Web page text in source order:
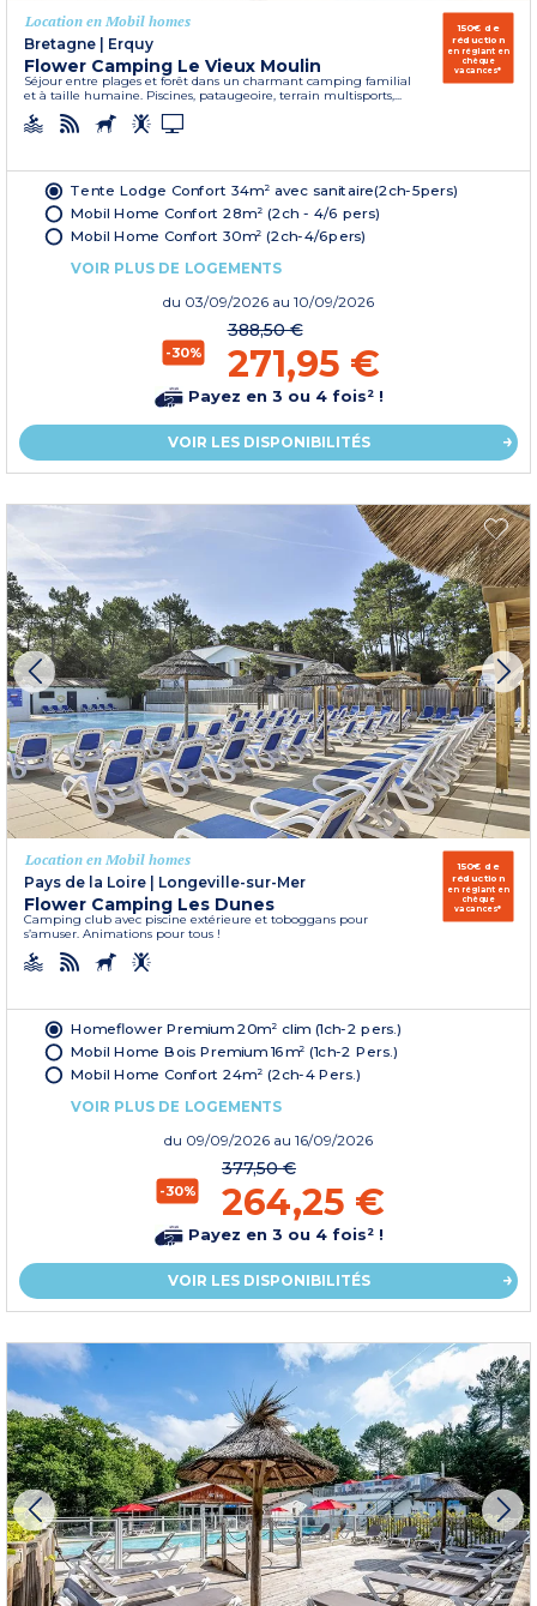
Location en Mobil homes
Bretagne
Erquy
Flower Camping Le Vieux Moulin
Séjour entre plages et forêt dans un charmant camping familial
et à taille humaine. Piscines, pataugeoire, terrain multisports,...
150€ de
réduction
en réglant en
chèque
vacances*
Tente Lodge Confort 34m² avec sanitaire(2ch-5pers)
Mobil Home Confort 28m² (2ch - 4/6 pers)
Mobil Home Confort 30m² (2ch-4/6pers)
VOIR PLUS DE LOGEMENTS
du 03/09/2026 au 10/09/2026
-30%
388,50 €
271,95 €
Payez en 3 ou 4 fois² !
VOIR LES DISPONIBILITÉS
Location en Mobil homes
Pays de la Loire
Longeville-sur-Mer
Flower Camping Les Dunes
Camping club avec piscine extérieure et toboggans pour
s’amuser. Animations pour tous !
150€ de
réduction
en réglant en
chèque
vacances*
Homeflower Premium 20m² clim (1ch-2 pers.)
Mobil Home Bois Premium 16m² (1ch-2 Pers.)
Mobil Home Confort 24m² (2ch-4 Pers.)
VOIR PLUS DE LOGEMENTS
du 09/09/2026 au 16/09/2026
-30%
377,50 €
264,25 €
Payez en 3 ou 4 fois² !
VOIR LES DISPONIBILITÉS